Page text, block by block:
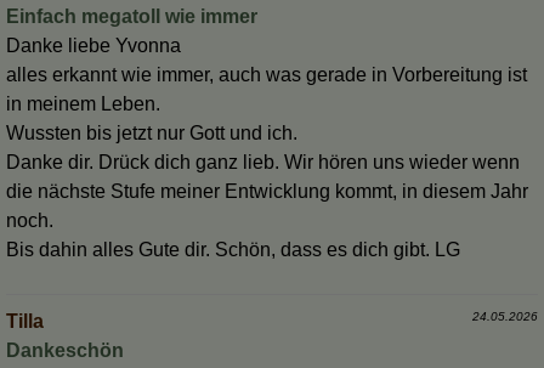
Einfach megatoll wie immer
Danke liebe Yvonna
alles erkannt wie immer, auch was gerade in Vorbereitung ist
in meinem Leben.
Wussten bis jetzt nur Gott und ich.
Danke dir. Drück dich ganz lieb. Wir hören uns wieder wenn
die nächste Stufe meiner Entwicklung kommt, in diesem Jahr
noch.
Bis dahin alles Gute dir. Schön, dass es dich gibt. LG
Tilla 24.05.2026
Dankeschön